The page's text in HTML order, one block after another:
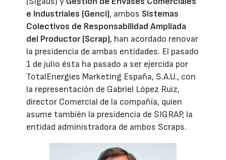
e Industriales (Genci), ambos Sistemas
Colectivos de Responsabilidad Ampliada
del Productor (Scrap), han acordado renovar
la presidencia de ambas entidades. El pasado
1 de julio ésta ha pasado a ser ejercida por
TotalEnergies Marketing España, S.A.U., con
la representación de Gabriel López Ruiz,
director Comercial de la compañía, quien
asume también la presidencia de SIGRAP, la
entidad administradora de ambos Scraps.